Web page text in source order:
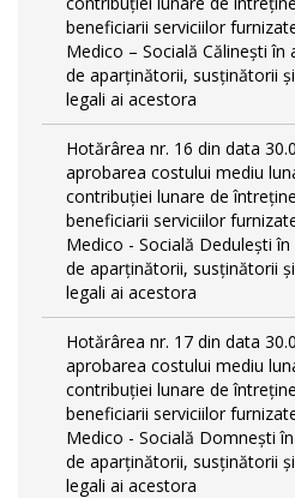
beneficiarii serviciilor
Medico – Socială Călineşti în
de aparținătorii, susținătorii
legali ai acestora
Hotărârea nr. 16 din data
aprobarea costului mediu
contribuției lunare de
beneficiarii serviciilor
Medico - Socială Dedulești
de aparținătorii, susținătorii
legali ai acestora
Hotărârea nr. 17 din data
aprobarea costului mediu
contribuției lunare de
beneficiarii serviciilor
Medico - Socială Domnești
de aparținătorii, susținătorii
legali ai acestora